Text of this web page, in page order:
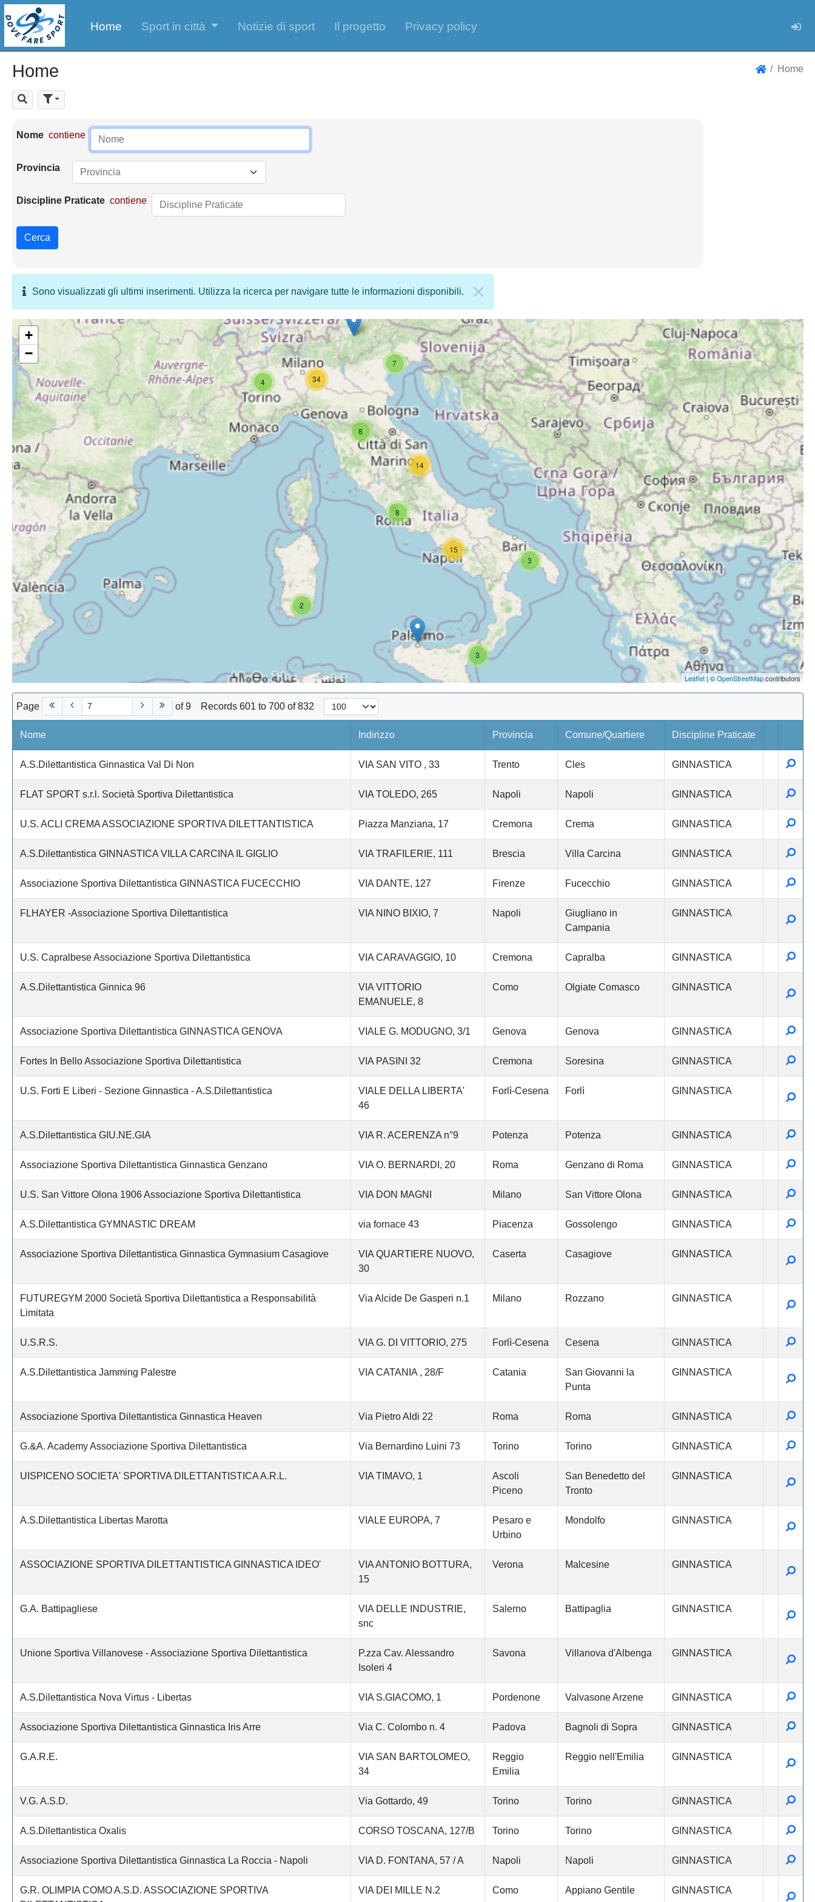
Home Sport in città Notizie di sport Il progetto Privacy policy
Home Home
CercaParametri di ricerca
Nome contiene
Provincia Provincia
Discipline Praticate contiene
Cerca
Sono visualizzati gli ultimi inserimenti. Utilizza la ricerca per navigare tutte le informazioni disponibili.
2
3
3
14
8
15
4
8
7
34
+
−
Leaflet| ©OpenStreetMapcontributors
Page of 9 Records 601 to 700 of 832
Nome Indirizzo Provincia Comune/Quartiere Discipline Praticate
A.S.Dilettantistica Ginnastica Val Di Non VIA SAN VITO , 33 Trento Cles GINNASTICA
FLAT SPORT s.r.l. Società Sportiva Dilettantistica VIA TOLEDO, 265 Napoli Napoli GINNASTICA
U.S. ACLI CREMA ASSOCIAZIONE SPORTIVA DILETTANTISTICA Piazza Manziana, 17 Cremona Crema GINNASTICA
A.S.Dilettantistica GINNASTICA VILLA CARCINA IL GIGLIO VIA TRAFILERIE, 111 Brescia Villa Carcina GINNASTICA
Associazione Sportiva Dilettantistica GINNASTICA FUCECCHIO VIA DANTE, 127 Firenze Fucecchio GINNASTICA
FLHAYER -Associazione Sportiva Dilettantistica VIA NINO BIXIO, 7 Napoli
Giugliano in
Campania
GINNASTICA
U.S. Capralbese Associazione Sportiva Dilettantistica VIA CARAVAGGIO, 10 Cremona Capralba GINNASTICA
A.S.Dilettantistica Ginnica 96
VIA VITTORIO
EMANUELE, 8
Como Olgiate Comasco GINNASTICA
Associazione Sportiva Dilettantistica GINNASTICA GENOVA VIALE G. MODUGNO, 3/1 Genova Genova GINNASTICA
Fortes In Bello Associazione Sportiva Dilettantistica VIA PASINI 32 Cremona Soresina GINNASTICA
U.S. Forti E Liberi - Sezione Ginnastica - A.S.Dilettantistica
VIALE DELLA LIBERTA'
46
Forlì-Cesena Forlì GINNASTICA
A.S.Dilettantistica GIU.NE.GIA VIA R. ACERENZA n°9 Potenza Potenza GINNASTICA
Associazione Sportiva Dilettantistica Ginnastica Genzano VIA O. BERNARDI, 20 Roma Genzano di Roma GINNASTICA
U.S. San Vittore Olona 1906 Associazione Sportiva Dilettantistica VIA DON MAGNI Milano San Vittore Olona GINNASTICA
A.S.Dilettantistica GYMNASTIC DREAM via fornace 43 Piacenza Gossolengo GINNASTICA
Associazione Sportiva Dilettantistica Ginnastica Gymnasium Casagiove
VIA QUARTIERE NUOVO,
30
Caserta Casagiove GINNASTICA
FUTUREGYM 2000 Società Sportiva Dilettantistica a Responsabilità
Limitata
Via Alcide De Gasperi n.1 Milano Rozzano GINNASTICA
U.S.R.S. VIA G. DI VITTORIO, 275 Forlì-Cesena Cesena GINNASTICA
A.S.Dilettantistica Jamming Palestre VIA CATANIA , 28/F Catania
San Giovanni la
Punta
GINNASTICA
Associazione Sportiva Dilettantistica Ginnastica Heaven Via Pietro Aldi 22 Roma Roma GINNASTICA
G.&A. Academy Associazione Sportiva Dilettantistica Via Bernardino Luini 73 Torino Torino GINNASTICA
UISPICENO SOCIETA' SPORTIVA DILETTANTISTICA A.R.L. VIA TIMAVO, 1
Ascoli
Piceno
San Benedetto del
Tronto
GINNASTICA
A.S.Dilettantistica Libertas Marotta VIALE EUROPA, 7
Pesaro e
Urbino
Mondolfo GINNASTICA
ASSOCIAZIONE SPORTIVA DILETTANTISTICA GINNASTICA IDEO'
VIA ANTONIO BOTTURA,
15
Verona Malcesine GINNASTICA
G.A. Battipagliese
VIA DELLE INDUSTRIE,
snc
Salerno Battipaglia GINNASTICA
Unione Sportiva Villanovese - Associazione Sportiva Dilettantistica
P.zza Cav. Alessandro
Isoleri 4
Savona Villanova d'Albenga GINNASTICA
A.S.Dilettantistica Nova Virtus - Libertas VIA S.GIACOMO, 1 Pordenone Valvasone Arzene GINNASTICA
Associazione Sportiva Dilettantistica Ginnastica Iris Arre Via C. Colombo n. 4 Padova Bagnoli di Sopra GINNASTICA
G.A.R.E.
VIA SAN BARTOLOMEO,
34
Reggio
Emilia
Reggio nell'Emilia GINNASTICA
V.G. A.S.D. Via Gottardo, 49 Torino Torino GINNASTICA
A.S.Dilettantistica Oxalis CORSO TOSCANA, 127/B Torino Torino GINNASTICA
Associazione Sportiva Dilettantistica Ginnastica La Roccia - Napoli VIA D. FONTANA, 57 / A Napoli Napoli GINNASTICA
G.R. OLIMPIA COMO A.S.D. ASSOCIAZIONE SPORTIVA
VIA DEI MILLE N.2 Como Appiano Gentile GINNASTICA